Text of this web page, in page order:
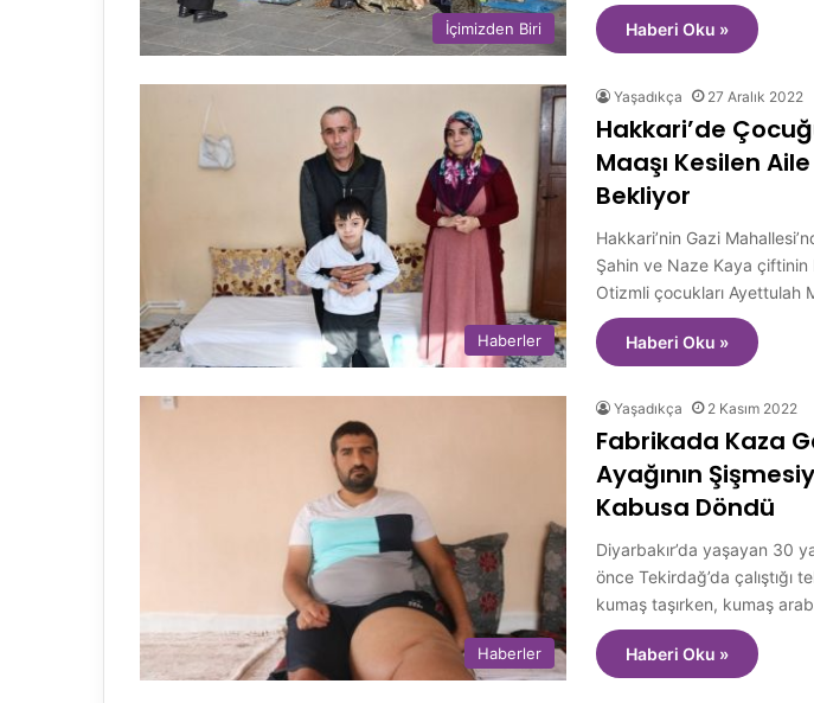
İçimizden Biri Haberi Oku »
Haberler
Yaşadıkça 27 Aralık 2022
Hakkari’de
Maaşı Kesilen
Bekliyor
Hakkari’nin Gazi
Şahin ve Naze Kaya
Otizmli çocukları Ayettulah
Haberi Oku »
Haberler
Yaşadıkça 2 Kasım 2022
Fabrikada Kaza
Ayağının
Kabusa Döndü
Diyarbakır’da yaşayan 30
önce Tekirdağ’da çalıştığı
kumaş taşırken, kumaş
Haberi Oku »